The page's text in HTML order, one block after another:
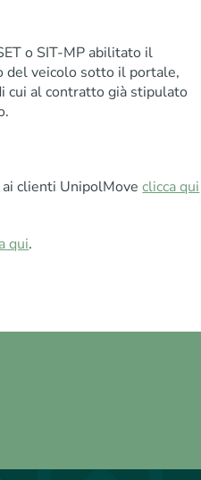
o SIT-MP abilitato il
del veicolo sotto il portale,
cui al contratto già stipulato
ai clienti UnipolMoveclicca qui
qui.